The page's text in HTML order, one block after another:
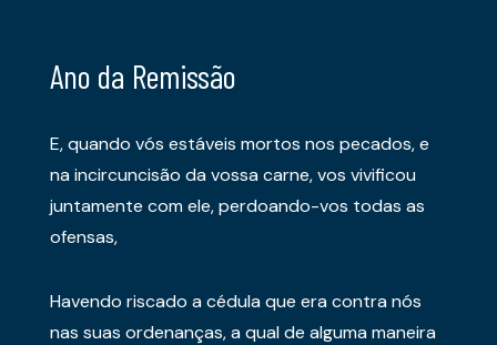
Ano da Remissão
E, quando vós estáveis mortos nos pecados, e
na incircuncisão da vossa carne, vos vivificou
juntamente com ele, perdoando-vos todas as
ofensas,
Havendo riscado a cédula que era contra nós
nas suas ordenanças, a qual de alguma maneira